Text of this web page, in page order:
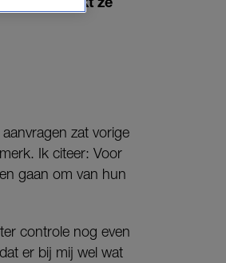
zat vorige
Ik citeer: Voor
gaan om van hun
controle nog even
er bij mij wel wat